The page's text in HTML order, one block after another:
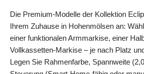
Die Premium-Modelle der Kollektion
Ihrem Zuhause in Hohenmölsen an:
einer funktionalen Armmarkise, einer
Vollkassetten-Markise – je nach Platz
Legen Sie Rahmenfarbe, Spannweite